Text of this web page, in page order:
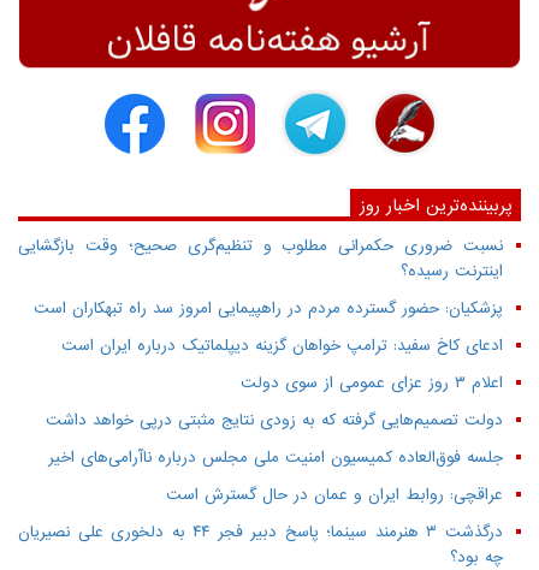
پربیننده‌ترین اخبار روز
نسبت ضروری حکمرانی مطلوب و تنظیم‌گری صحیح؛ وقت بازگشایی
اینترنت رسیده؟
پزشکیان: حضور گسترده مردم در راهپیمایی امروز سد راه تبهکاران است
ادعای کاخ سفید: ترامپ خواهان گزینه دیپلماتیک درباره ایران است
اعلام ۳ روز عزای عمومی از سوی دولت
دولت تصمیم‌هایی گرفته که به زودی نتایج مثبتی درپی خواهد داشت
جلسه فوق‌العاده کمیسیون امنیت ملی مجلس درباره ناآرامی‌های اخیر
عراقچی: روابط ایران و عمان در حال گسترش است
درگذشت ۳ هنرمند سینما؛ پاسخ دبیر فجر ۴۴ به دلخوری علی نصیریان
چه بود؟